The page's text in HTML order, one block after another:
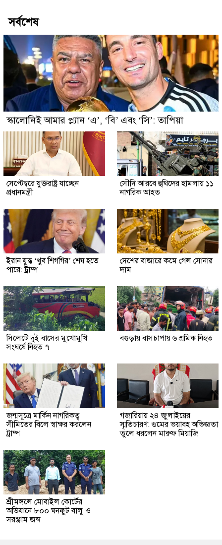
সর্বশেষ
স্কালোনিই আমার প্ল্যান ‘এ’, ‘বি’ এবং ‘সি’: তাপিয়া
সেপ্টেম্বরে যুক্তরাষ্ট্র যাচ্ছেন
প্রধানমন্ত্রী
সৌদি আরবে হুথিদের হামলায় ১১
নাগরিক আহত
ইরান যুদ্ধ ‘খুব শিগগির’ শেষ হতে
পারে: ট্রাম্প
দেশের বাজারে কমে গেল সোনার
দাম
সিলেটে দুই বাসের মুখোমুখি
সংঘর্ষে নিহত ৭
বগুড়ায় বাসচাপায় ৬ শ্রমিক নিহত
জন্মসূত্রে মার্কিন নাগরিকত্ব
সীমিতের বিলে স্বাক্ষর করলেন
ট্রাম্প
গজারিয়ায় ২৪ জুলাইয়ের
স্মৃতিচারণ: গুমের ভয়াবহ অভিজ্ঞতা
তুলে ধরলেন মারুফ মিয়াজি
শ্রীমঙ্গলে মোবাইল কোর্টের
অভিযানে ৮০০ ঘনফুট বালু ও
সরঞ্জাম জব্দ